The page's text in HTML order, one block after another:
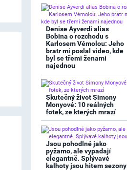
Denise Ayverdi alias
Bobina o rozchodu s
Karlosem Vémolou: Jeho
bratr mi poslal video, kde
byl se třemi ženami
najednou
Skutečný život Simony
Monyové: 10 reálných
fotek, ze kterých mrazí
Jsou pohodlné jako
pyžamo, ale vypadají
elegantně. Splývavé
kalhoty jsou hitem sezony